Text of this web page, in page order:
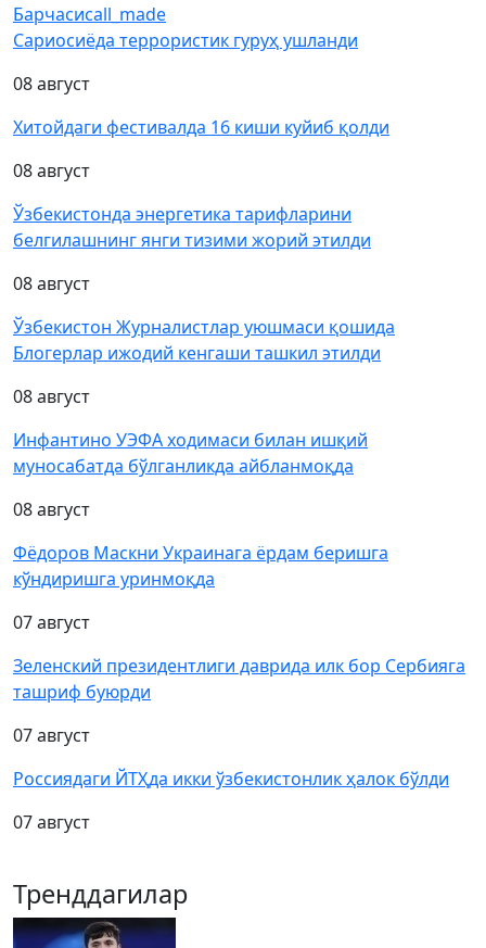
Барчасиcall_made
Сариосиёда террористик гуруҳ ушланди
08 август
Хитойдаги фестивалда 16 киши куйиб қолди
08 август
Ўзбекистонда энергетика тарифларини
белгилашнинг янги тизими жорий этилди
08 август
Ўзбекистон Журналистлар уюшмаси қошида
Блогерлар ижодий кенгаши ташкил этилди
08 август
Инфантино УЭФА ходимаси билан ишқий
муносабатда бўлганликда айбланмоқда
08 август
Фёдоров Маскни Украинага ёрдам беришга
кўндиришга уринмоқда
07 август
Зеленский президентлиги даврида илк бор Сербияга
ташриф буюрди
07 август
Россиядаги ЙТҲда икки ўзбекистонлик ҳалок бўлди
07 август
Тренддагилар